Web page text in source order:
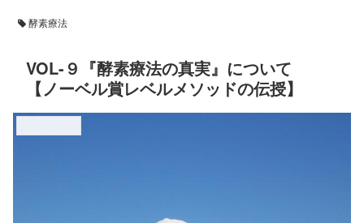
酵素療法
VOL-９『酵素療法の真実』について
【ノーベル賞レベルメソッドの伝授】